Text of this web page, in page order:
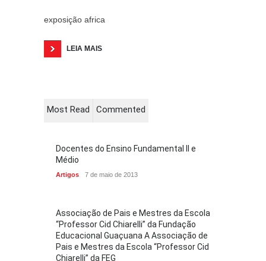
exposição africa
LEIA MAIS
Most Read Commented
Docentes do Ensino Fundamental II e
Médio
Artigos 7 de maio de 2013
Associação de Pais e Mestres da Escola
“Professor Cid Chiarelli” da Fundação
Educacional Guaçuana A Associação de
Pais e Mestres da Escola “Professor Cid
Chiarelli” da FEG